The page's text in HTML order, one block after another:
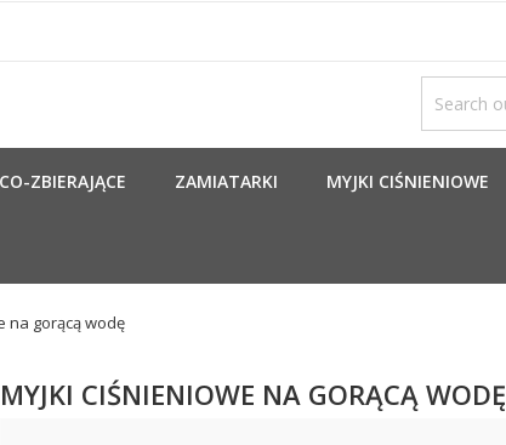
ZBIERAJĄCE ZAMIATARKI MYJKI CIŚNIENIOWE
na gorącą wodę
MYJKI CIŚNIENIOWE NA GORĄCĄ WODĘ